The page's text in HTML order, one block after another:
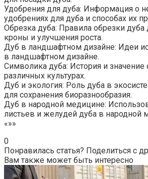
Удобрения для дуба: Информация о
удобрениях для дуба и способах их
Обрезка дуба: Правила обрезки
кроны и улучшения роста.
Дуб в ландшафтном дизайне: Идеи
в ландшафтном дизайне.
Символика дуба: История и
различных культурах.
Дуб и экология: Роль дуба в
для сохранения биоразнообразия.
Дуб в народной медицине:
листьев и желудей дуба в народной
«»»
0
Понравилась статья? Поделиться с
Вам также может быть интересно